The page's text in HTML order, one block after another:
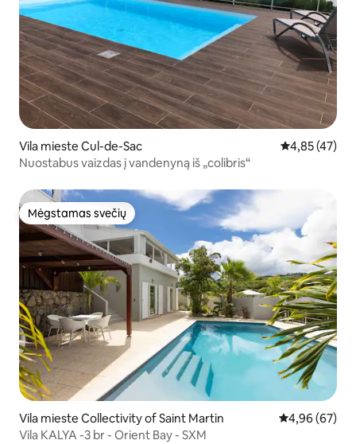
Vila mieste Cul-de-Sac Vidutinis
4,85 (47)
Nuostabus vaizdas į vandenyną iš „colibris“
Mėgstamas svečių
Mėgstamas svečių
Vila mieste Collectivity of Saint Martin Vidutinis
4,96 (67)
Vila KALYA -3 br - Orient Bay - SXM